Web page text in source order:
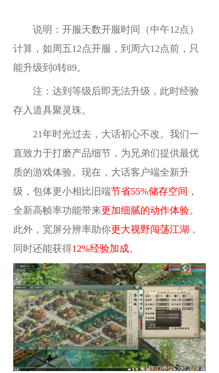
说明：开服天数开服时间（中午12点）
计算，如周五12点开服，到周六12点前，只
能升级到0转89。
注：达到等级后即无法升级，此时经验
存入道具聚灵珠。
21年时光过去，大话初心不改。我们一
直致力于打磨产品细节，为兄弟们提供最优
质的游戏体验。现在，大话客户端全新升
级，包体更小相比旧端节省55%储存空间 ，
全新高帧率功能带来更加细腻的动作体验。
此外，宽屏分辨率助你更大视野闯荡江湖 ，
同时还能获得12%经验加成。